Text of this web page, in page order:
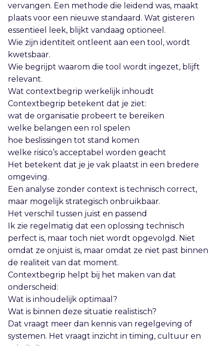
vervangen. Een methode die leidend was, maakt
plaats voor een nieuwe standaard. Wat gisteren
essentieel leek, blijkt vandaag optioneel.
Wie zijn identiteit ontleent aan een tool, wordt
kwetsbaar.
Wie begrijpt waarom die tool wordt ingezet, blijft
relevant.
Wat contextbegrip werkelijk inhoudt
Contextbegrip betekent dat je ziet:
wat de organisatie probeert te bereiken
welke belangen een rol spelen
hoe beslissingen tot stand komen
welke risico’s acceptabel worden geacht
Het betekent dat je je vak plaatst in een bredere
omgeving.
Een analyse zonder context is technisch correct,
maar mogelijk strategisch onbruikbaar.
Het verschil tussen juist en passend
Ik zie regelmatig dat een oplossing technisch
perfect is, maar toch niet wordt opgevolgd. Niet
omdat ze onjuist is, maar omdat ze niet past binnen
de realiteit van dat moment.
Contextbegrip helpt bij het maken van dat
onderscheid:
Wat is inhoudelijk optimaal?
Wat is binnen deze situatie realistisch?
Dat vraagt meer dan kennis van regelgeving of
systemen. Het vraagt inzicht in timing, cultuur en